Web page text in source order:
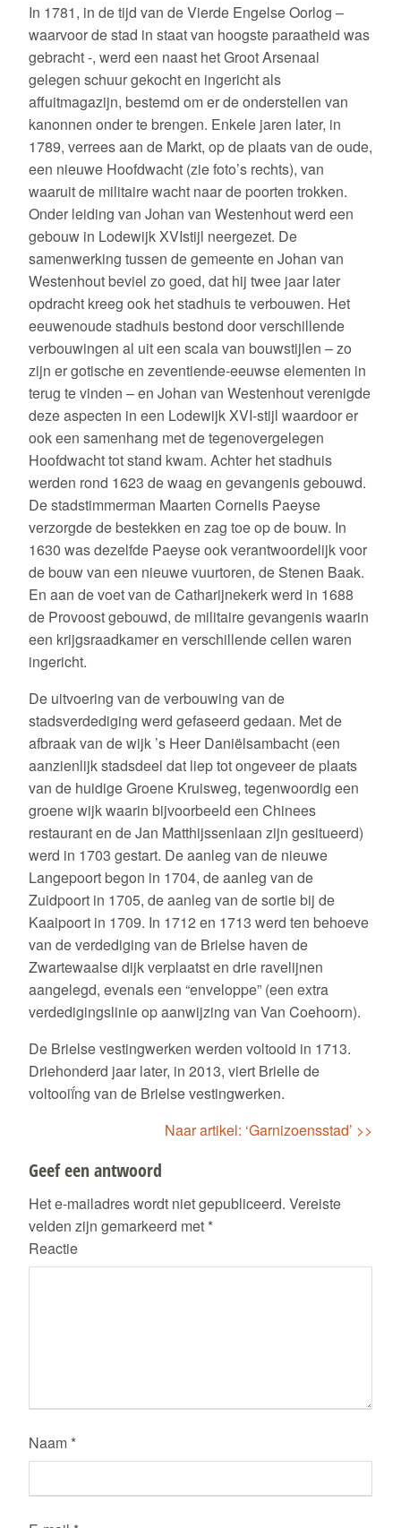
Oudheidkamer
Monumenten
Overzichtskaart van Brielse monumenten
Gevelstenen
Werkgroep
Overzichtskaart van Brielse gevelstenen
Overzichtskaart van Brielse tekststenen
Restauratiefonds
Contact
Toekomst
Opmerkelijk
Contact / Links
Terugblik viering 300 jaar vestingwerken
Bevrijdingsconcert 5 Mei 2013
Vestingweekend II: Van Twee Walletjes Eten
Vestingweekend III: Waltaal
Vestingweekend IV: Toondertijd
1 Decemberviering; “Het Geheim van de Oranjevlag”
Educatief aanbod voor basisscholen
Ingezonden vestingfoto’s
Over deze website
Zoekwoorden
affuitenarsenaalbastions boogconstructie
de doelen enveloppe fort fundamenten fundering garnizoen
gracht hoofdwacht Johan van Westenhout kanonnen kruithuis
militair
molenbolwerk molenvest noordpoort omwalling opgravingen
opslagplaatsen Provoost ravelijn restauratie schootsveld schutterij
sortiepoortstadsmuur stadspoort stadspoorten Steenen Baak
strategisch verdedigingswerken verdedingslinies verhalen
vestingstelsel
Zoek en gij zult vinden…
Zoeken
naar:
Privacy Verklaring
In 1781, in de tijd van de Vierde Engelse Oorlog –
waarvoor de stad in staat van hoogste paraatheid was
gebracht -, werd een naast het Groot Arsenaal
gelegen schuur gekocht en ingericht als
affuitmagazijn, bestemd om er de onderstellen van
kanonnen onder te brengen. Enkele jaren later, in
1789, verrees aan de Markt, op de plaats van de oude,
een nieuwe Hoofdwacht (zie foto’s rechts), van
waaruit de militaire wacht naar de poorten trokken.
Onder leiding van Johan van Westenhout werd een
gebouw in Lodewijk XVIstijl neergezet. De
samenwerking tussen de gemeente en Johan van
Westenhout beviel zo goed, dat hij twee jaar later
opdracht kreeg ook het stadhuis te verbouwen. Het
eeuwenoude stadhuis bestond door verschillende
verbouwingen al uit een scala van bouwstijlen – zo
zijn er gotische en zeventiende-eeuwse elementen in
terug te vinden – en Johan van Westenhout verenigde
deze aspecten in een Lodewijk XVI-stijl waardoor er
ook een samenhang met de tegenovergelegen
Hoofdwacht tot stand kwam. Achter het stadhuis
werden rond 1623 de waag en gevangenis gebouwd.
De stadstimmerman Maarten Cornelis Paeyse
verzorgde de bestekken en zag toe op de bouw. In
1630 was dezelfde Paeyse ook verantwoordelijk voor
de bouw van een nieuwe vuurtoren, de Stenen Baak.
En aan de voet van de Catharijnekerk werd in 1688
de Provoost gebouwd, de militaire gevangenis waarin
een krijgsraadkamer en verschillende cellen waren
ingericht.
De uitvoering van de verbouwing van de
stadsverdediging werd gefaseerd gedaan. Met de
afbraak van de wijk ’s Heer Daniëlsambacht (een
aanzienlijk stadsdeel dat liep tot ongeveer de plaats
van de huidige Groene Kruisweg, tegenwoordig een
groene wijk waarin bijvoorbeeld een Chinees
restaurant en de Jan Matthijssenlaan zijn gesitueerd)
werd in 1703 gestart. De aanleg van de nieuwe
Langepoort begon in 1704, de aanleg van de
Zuidpoort in 1705, de aanleg van de sortie bij de
Kaaipoort in 1709. In 1712 en 1713 werd ten behoeve
van de verdediging van de Brielse haven de
Zwartewaalse dijk verplaatst en drie ravelijnen
aangelegd, evenals een “enveloppe” (een extra
verdedigingslinie op aanwijzing van Van Coehoorn).
De Brielse vestingwerken werden voltooid in 1713.
Driehonderd jaar later, in 2013, viert Brielle de
voltooiḯng van de Brielse vestingwerken.
Naar artikel: ‘Garnizoensstad’ >>
Geef een antwoord
Het e-mailadres wordt niet gepubliceerd. Vereiste
velden zijn gemarkeerd met *
Reactie
Naam *